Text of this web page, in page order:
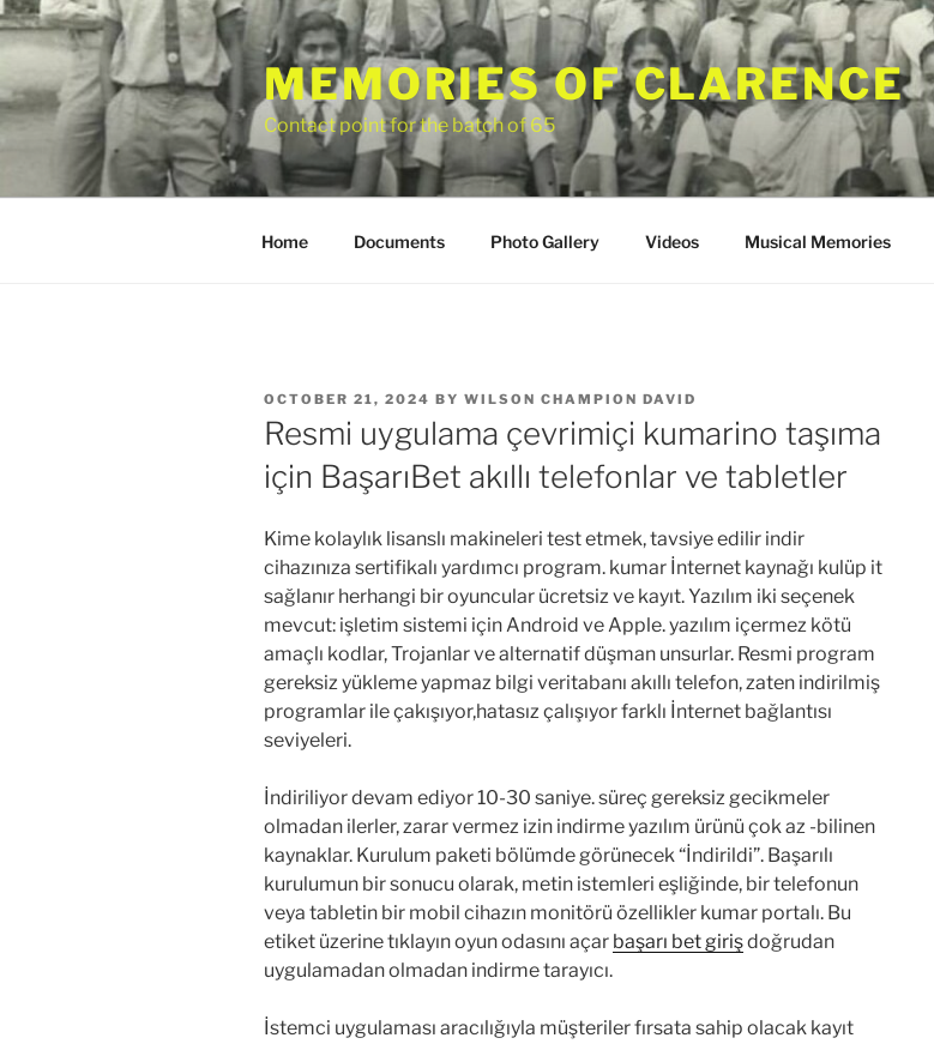
Skip
to
MEMORIES OF CLARENCE
Contact point for the batch of 65
Home Documents Photo Gallery Videos Musical Memories
POSTED
ON
OCTOBER 21, 2024 BY WILSON CHAMPION DAVID
Resmi uygulama çevrimiçi kumarino taşıma
için BaşarıBet akıllı telefonlar ve tabletler
Kime kolaylık lisanslı makineleri test etmek, tavsiye edilir indir
cihazınıza sertifikalı yardımcı program. kumar İnternet kaynağı kulüp it
sağlanır herhangi bir oyuncular ücretsiz ve kayıt. Yazılım iki seçenek
mevcut: işletim sistemi için Android ve Apple. yazılım içermez kötü
amaçlı kodlar, Trojanlar ve alternatif düşman unsurlar. Resmi program
gereksiz yükleme yapmaz bilgi veritabanı akıllı telefon, zaten indirilmiş
programlar ile çakışıyor,hatasız çalışıyor farklı İnternet bağlantısı
seviyeleri.
İndiriliyor devam ediyor 10-30 saniye. süreç gereksiz gecikmeler
olmadan ilerler, zarar vermez izin indirme yazılım ürünü çok az -bilinen
kaynaklar. Kurulum paketi bölümde görünecek “İndirildi”. Başarılı
kurulumun bir sonucu olarak, metin istemleri eşliğinde, bir telefonun
veya tabletin bir mobil cihazın monitörü özellikler kumar portalı. Bu
etiket üzerine tıklayın oyun odasını açar başarı bet girişdoğrudan
uygulamadan olmadan indirme tarayıcı.
İstemci uygulaması aracılığıyla müşteriler fırsata sahip olacak kayıt